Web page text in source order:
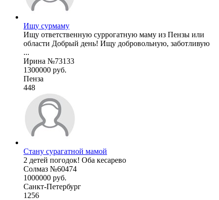
Ищу сурмаму
Ищу ответственную суррогатную маму из Пензы или
области Добрый день! Ищу добровольную, заботливую
...
Ирина №73133
1300000 руб.
Пенза
448
Стану сурагатной мамой
2 детей погодок! Оба кесарево
Солмаз №60474
1000000 руб.
Санкт-Петербург
1256